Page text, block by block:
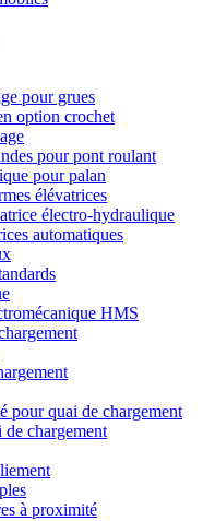
pour grues
option crochet
pour pont roulant
pour palan
élévatrices
électro-hydraulique
automatiques
HMS
pour quai de chargement
de chargement
à proximité